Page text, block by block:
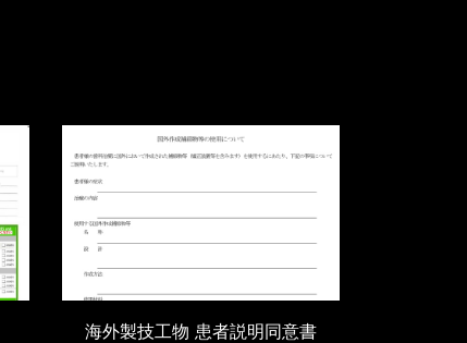
海外製技工物 患者説明同意書